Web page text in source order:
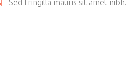
Sed fringilla mauris sit amet nibh.